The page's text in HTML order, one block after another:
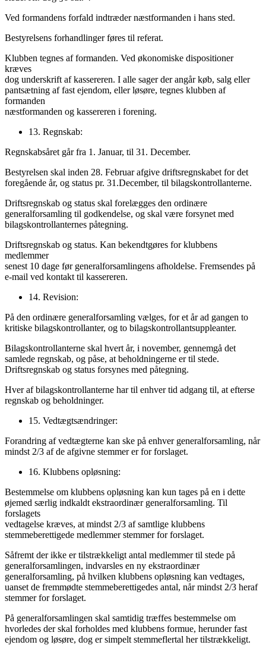
Ved formandens forfald indtræder næstformanden i hans sted.
Bestyrelsens forhandlinger føres til referat.
Klubben tegnes af formanden. Ved økonomiske dispositioner
kræves
dog underskrift af kassereren. I alle sager der angår køb, salg eller
pantsætning af fast ejendom, eller løsøre, tegnes klubben af
formanden
næstformanden og kassereren i forening.
13. Regnskab:
Regnskabsåret går fra 1. Januar, til 31. December.
Bestyrelsen skal inden 28. Februar afgive driftsregnskabet for det
foregående år, og status pr. 31.December, til bilagskontrollanterne.
Driftsregnskab og status skal forelægges den ordinære
generalforsamling til godkendelse, og skal være forsynet med
bilagskontrollanternes påtegning.
Driftsregnskab og status. Kan bekendtgøres for klubbens
medlemmer
senest 10 dage før generalforsamlingens afholdelse. Fremsendes på
e-mail ved kontakt til kassereren.
14. Revision:
På den ordinære generalforsamling vælges, for et år ad gangen to
kritiske bilagskontrollanter, og to bilagskontrollantsuppleanter.
Bilagskontrollanterne skal hvert år, i november, gennemgå det
samlede regnskab, og påse, at beholdningerne er til stede.
Driftsregnskab og status forsynes med påtegning.
Hver af bilagskontrollanterne har til enhver tid adgang til, at efterse
regnskab og beholdninger.
15. Vedtægtsændringer:
Forandring af vedtægterne kan ske på enhver generalforsamling, når
mindst 2/3 af de afgivne stemmer er for forslaget.
16. Klubbens opløsning:
Bestemmelse om klubbens opløsning kan kun tages på en i dette
øjemed særlig indkaldt ekstraordinær generalforsamling. Til
forslagets
vedtagelse kræves, at mindst 2/3 af samtlige klubbens
stemmeberettigede medlemmer stemmer for forslaget.
Såfremt der ikke er tilstrækkeligt antal medlemmer til stede på
generalforsamlingen, indvarsles en ny ekstraordinær
generalforsamling, på hvilken klubbens opløsning kan vedtages,
uanset de fremmødte stemmeberettigedes antal, når mindst 2/3 heraf
stemmer for forslaget.
På generalforsamlingen skal samtidig træffes bestemmelse om
hvorledes der skal forholdes med klubbens formue, herunder fast
ejendom og løsøre, dog er simpelt stemmeflertal her tilstrækkeligt.